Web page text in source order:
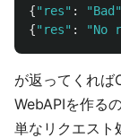
{" res" : "Bad"
{" res" : "No
が返ってくれば
WebAPIを作る
単なリクエスト